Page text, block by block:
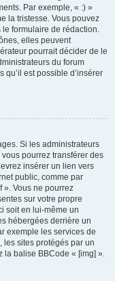
Par exemple, « :) »
la tristesse. Vous pouvez
formulaire de rédaction.
elles peuvent
pourrait décider de le
du forum
qu’il est possible d’insérer
Si les administrateurs
pourrez transférer des
insérer un lien vers
public, comme par
». Vous ne pourrez
sur votre propre
soit en lui-même un
hébergées derrière un
exemple les services de
les sites protégés par un
la balise BBCode « [img] ».